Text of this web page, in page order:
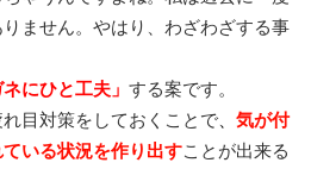
ません。やはり、わざわざする事
ネにひと工夫」 する案です。
目対策をしておくことで
気が付
いる状況を作り出すことが出来る